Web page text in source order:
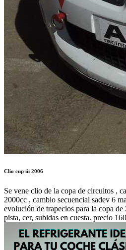
2000cc , cambio secuencial sadev 6
evolución de trapecios para la copa de
pista, cer, subidas en cuesta. precio